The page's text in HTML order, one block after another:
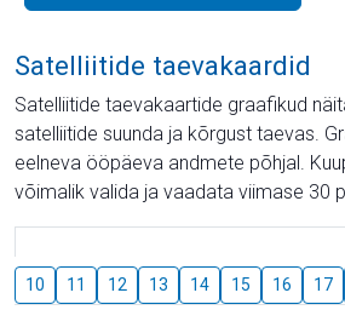
Satelliitide taevakaardid
Satelliitide taevakaartide graafikud
satelliitide suunda ja kõrgust taevas.
eelneva ööpäeva andmete põhjal.
võimalik valida ja vaadata viimase 30
10 11 12 13 14 15 16 17